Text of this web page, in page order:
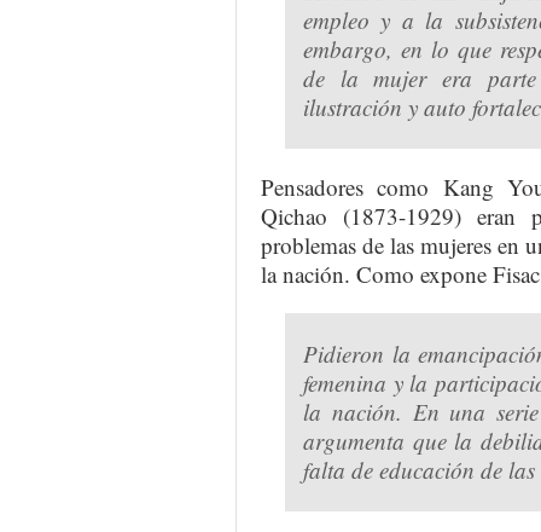
empleo y a la
embargo, en lo que
de la mujer era
ilustración y auto
Pensadores como Kang
Qichao (1873-1929) eran
problemas de las mujeres en
la nación. Como expone
Pidieron la
femenina y la
la nación. En una
argumenta que la
falta de educación de las